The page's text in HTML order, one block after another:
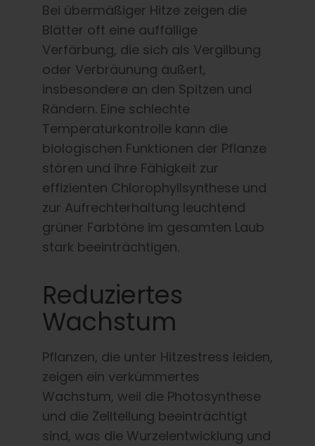
Bei übermäßiger Hitze zeigen die
Blätter oft eine auffällige
Verfärbung, die sich als Vergilbung
oder Verbräunung äußert,
insbesondere an den Spitzen und
Rändern. Eine schlechte
Temperaturkontrolle kann die
biologischen Funktionen der Pflanze
stören und ihre Fähigkeit zur
effizienten Chlorophyllsynthese und
zur Aufrechterhaltung leuchtend
grüner Farbtöne im gesamten Laub
stark beeinträchtigen.
Reduziertes
Wachstum
Pflanzen, die unter Hitzestress leiden,
zeigen ein verkümmertes
Wachstum, weil die Photosynthese
und die Zellteilung beeinträchtigt
sind, was die Wurzelentwicklung und